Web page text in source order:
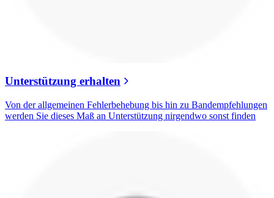
Unterstützung erhalten
Von der allgemeinen Fehlerbehebung bis hin zu Bandempfehlungen
werden Sie dieses Maß an Unterstützung nirgendwo sonst finden